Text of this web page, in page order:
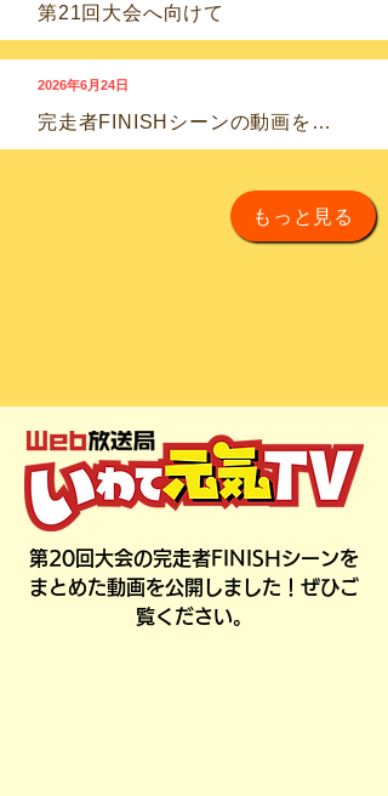
第21回大会へ向けて
2026年6月24日
完走者FINISHシーンの動画を公開しました
もっと見る
第20回大会の完走者FINISHシーンを
まとめた動画を公開しました！ぜひご
覧ください。